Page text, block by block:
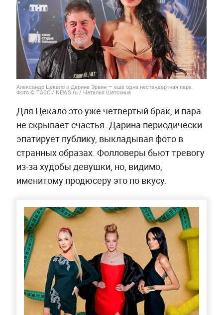
Александр Цекало и Дарина Эрвин — ещё одна нестандартная пара.
Фото © ТАСС / NEWS.ru / Наталья Шатохина
Для Цекало это уже четвёртый брак, и пара
не скрывает счастья. Дарина периодически
эпатирует публику, выкладывая фото в
странных образах. Фолловеры бьют тревогу
из-за худобы девушки, но, видимо,
именитому продюсеру это по вкусу.